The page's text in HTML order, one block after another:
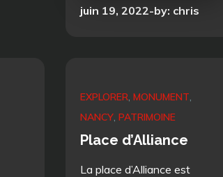
Posted
juin 19, 2022 by: chris
EXPLORER MONUMENT
NANCY PATRIMOINE
Place d’Alliance
La place d’Alliance est